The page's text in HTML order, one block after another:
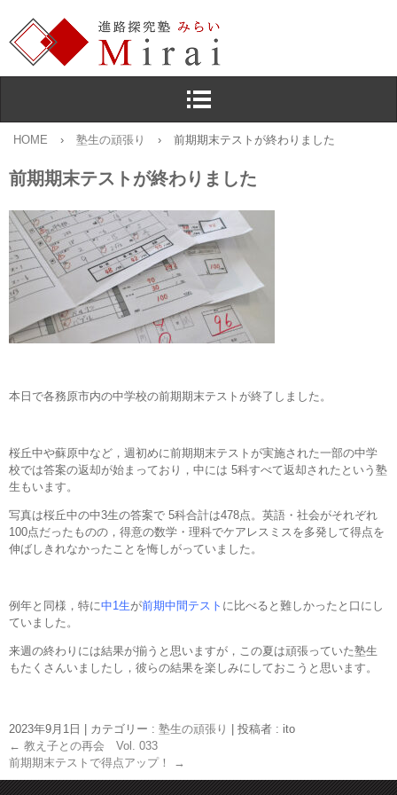
HOME › 塾生の頑張り › 前期期末テストが終わりました
前期期末テストが終わりました
本日で各務原市内の中学校の前期期末テストが終了しました。
桜丘中や蘇原中など，週初めに前期期末テストが実施された一部の中学
校では答案の返却が始まっており，中には 5科すべて返却されたという塾
生もいます。
写真は桜丘中の中3生の答案で 5科合計は478点。英語・社会がそれぞれ
100点だったものの，得意の数学・理科でケアレスミスを多発して得点を
伸ばしきれなかったことを悔しがっていました。
例年と同様，特に中1生が前期中間テスト に比べると難しかったと口にし
ていました。
来週の終わりには結果が揃うと思いますが，この夏は頑張っていた塾生
もたくさんいましたし，彼らの結果を楽しみにしておこうと思います。
2023年9月1日 カテゴリー : 塾生の頑張り
投稿者 : ito
← 教え子との再会 Vol. 033
前期期末テストで得点アップ！
→